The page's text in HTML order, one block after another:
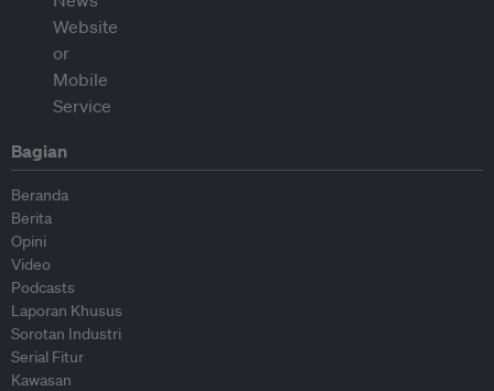
Bagian
Beranda
Berita
Opini
Video
Podcasts
Laporan Khusus
Sorotan Industri
Serial Fitur
Kawasan